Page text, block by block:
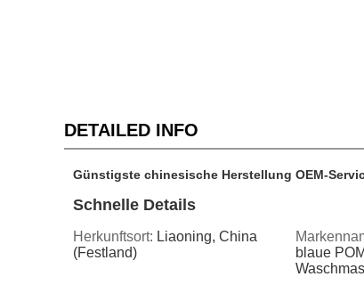
DETAILED INFO
Günstigste chinesische Herstellung OEM-
Schnelle Details
Herkunftsort: Liaoning, China
(Festland)
blaue